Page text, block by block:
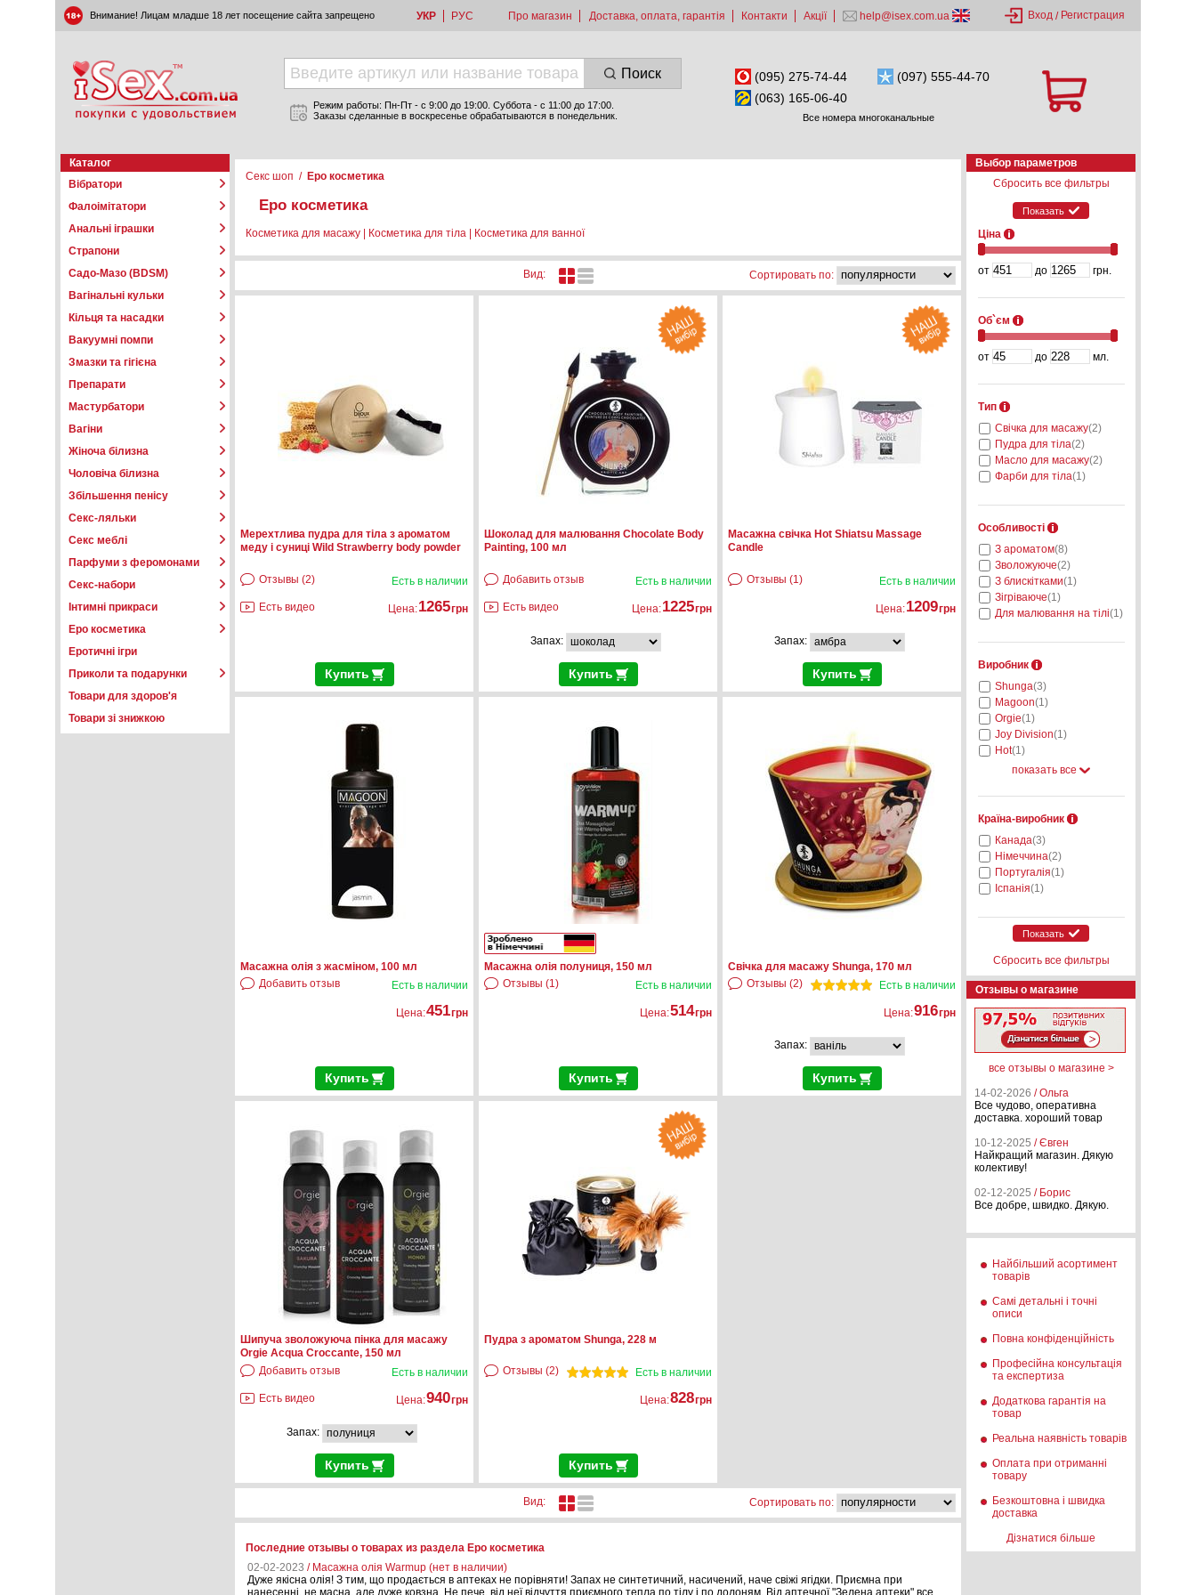
Внимание! Лицам младше 18 лет посещение сайта запрещено УКР РУС Про магазин Доставка, оплата, гарантія Контакти Акції help@isex.com.ua Вход / Регистрация
Поиск
Режим работы: Пн-Пт - c 9:00 до 19:00. Суббота - с 11:00 до 17:00.
Заказы сделанные в воскресенье обрабатываются в понедельник.
(095) 275-74-44
(097) 555-44-70
(063) 165-06-40
Все номера многоканальные
Каталог
Вібратори
Фалоімітатори
Анальні іграшки
Страпони
Садо-Мазо (BDSM)
Вагінальні кульки
Кільця та насадки
Вакуумні помпи
Змазки та гігієна
Препарати
Мастурбатори
Вагіни
Жіноча білизна
Чоловіча білизна
Збільшення пенісу
Секс-ляльки
Секс меблі
Парфуми з феромонами
Секс-набори
Інтимні прикраси
Еро косметика
Еротичні ігри
Приколи та подарунки
Товари для здоров'я
Товари зі знижкою
Секс шоп / Еро косметика
Еро косметика
Косметика для масажу Косметика для тіла Косметика для ванної
Вид: Сортировать по:
Мерехтлива пудра для тіла з ароматом
меду і суниці Wild Strawberry body powder
Отзывы (2) Есть в наличии
Есть видео Цена:1265грн
Купить
Шоколад для малювання Chocolate Body
Painting, 100 мл
Добавить отзыв Есть в наличии
Есть видео Цена:1225грн
Запах:
Купить
Масажна свічка Hot Shiatsu Massage
Candle
Отзывы (1) Есть в наличии
Цена:1209грн
Запах:
Купить
Масажна олія з жасміном, 100 мл
Добавить отзыв
Есть в наличии
Цена:451грн
Купить
Масажна олія полуниця, 150 мл
Отзывы (1)
Есть в наличии
Цена:514грн
Купить
Свічка для масажу Shunga, 170 мл
Отзывы (2)
Есть в наличии
Цена:916грн
Запах:
Купить
Шипуча зволожуюча пінка для масажу
Orgie Acqua Croccante, 150 мл
Добавить отзыв
Есть в наличии
Есть видео Цена:940грн
Запах:
Купить
Пудра з ароматом Shunga, 228 м
Отзывы (2) Есть в наличии
Цена:828грн
Купить
Вид: Сортировать по:
Последние отзывы о товарах из раздела Еро косметика
02-02-2023 / Масажна олія Warmup (нет в наличии)
Дуже якісна олія! З тим, що продається в аптеках не порівняти! Запах не синтетичний, насичений, наче свіжі ягідки. Приємна при
нанесенні, не масна, але дуже ковзна. Не пече, від неї відчуття приємного тепла по тілу і по долоням. Від аптечної "Зелена аптеки" все
Выбор параметров
Сбросить все фильтры
Показать
Ціна
от до грн.
Об`єм
от до мл.
Тип
Свічка для масажу(2)
Пудра для тіла(2)
Масло для масажу(2)
Фарби для тіла(1)
Особливості
З ароматом(8)
Зволожуюче(2)
З блискітками(1)
Зігріваюче(1)
Для малювання на тілі(1)
Виробник
Shunga(3)
Magoon(1)
Orgie(1)
Joy Division(1)
Hot(1)
показать все
Країна-виробник
Канада(3)
Німеччина(2)
Португалія(1)
Іспанія(1)
Показать
Сбросить все фильтры
Отзывы о магазине
все отзывы о магазине >
14-02-2026 / Ольга
Все чудово, оперативна
доставка. хороший товар
10-12-2025 / Євген
Найкращий магазин. Дякую
колективу!
02-12-2025 / Борис
Все добре, швидко. Дякую.
Найбільший асортимент
товарів
Самі детальні і точні
описи
Повна конфіденційність
Професійна консультація
та експертиза
Додаткова гарантія на
товар
Реальна наявність товарів
Оплата при отриманні
товару
Безкоштовна і швидка
доставка
Дізнатися більше